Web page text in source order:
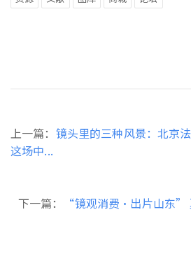
上一篇： 镜头里的三种风景：北京
这场中...
下一篇：
“镜观消费・出片山东